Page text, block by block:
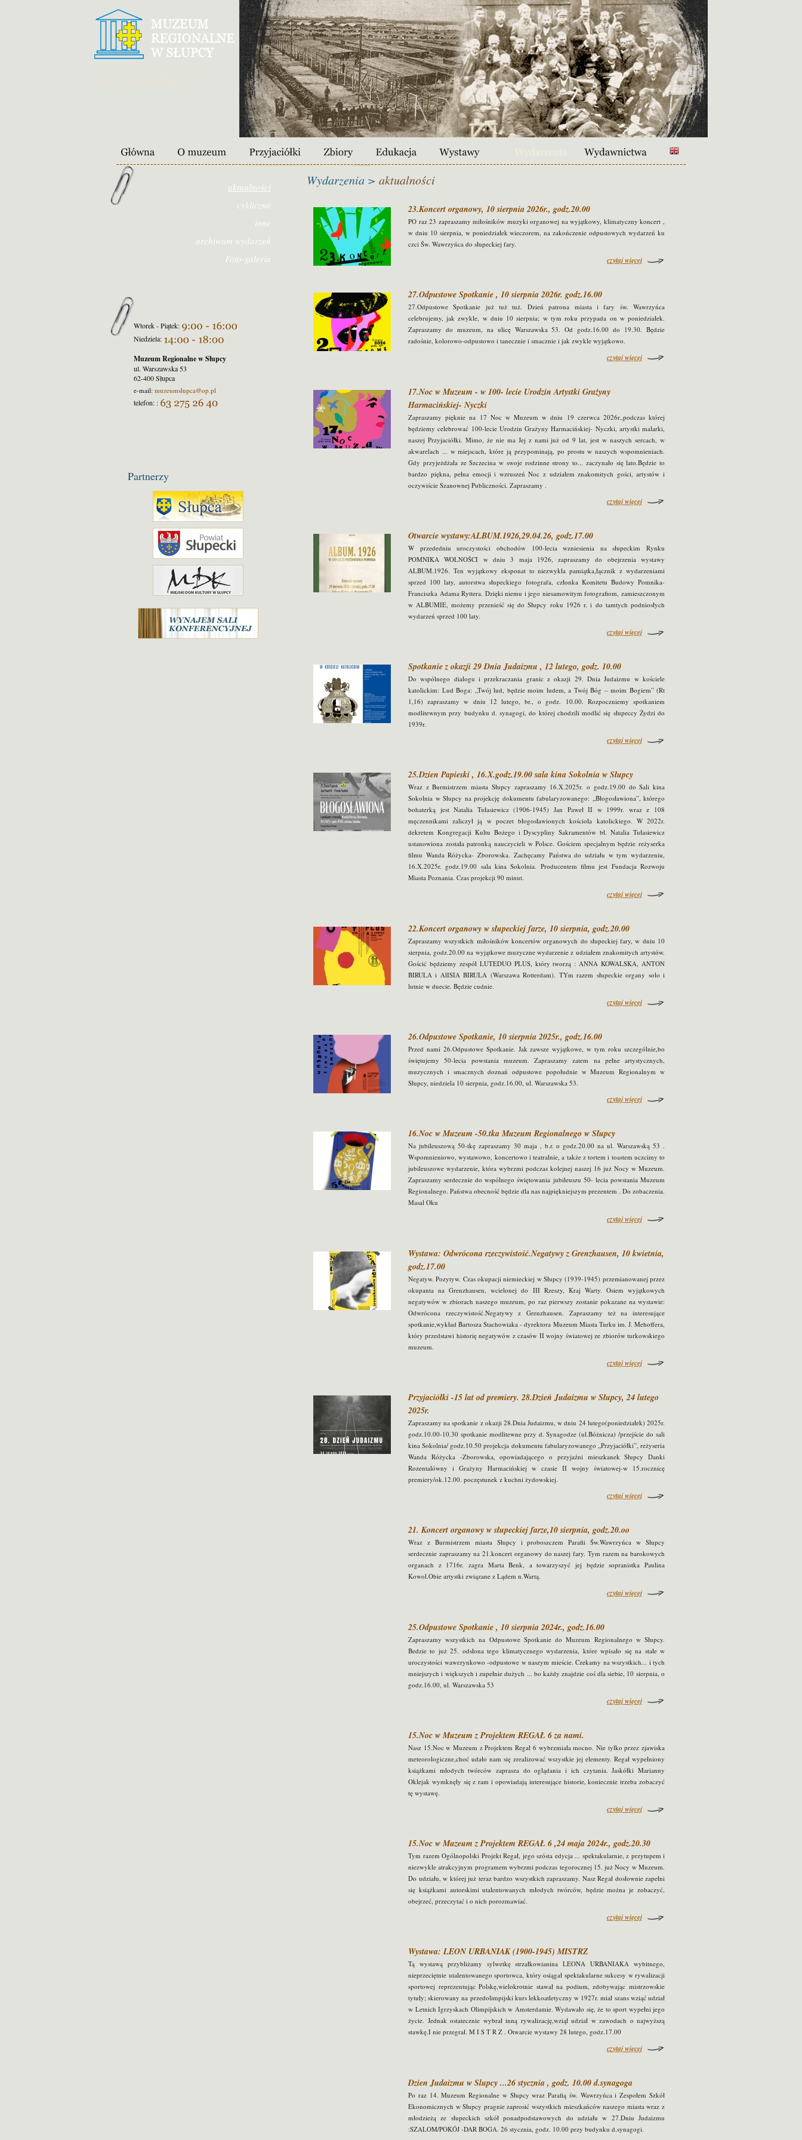
aktualności
cykliczne
inne
archiwum wydarzeń
Foto-galeria
Wtorek - Piątek:
Niedziela:
Muzeum Regionalne w Słupcy
ul. Warszawska 53
62-400 Słupca
e-mail: muzeumslupca@op.pl
telefon: :
Partnerzy
Wydarzenia > aktualności
23.Koncert organowy, 10 sierpnia 2026r., godz.20.00
PO raz 23 zapraszamy miłośników muzyki organowej na wyjątkowy, klimatyczny koncert ,
w dniu 10 sierpnia, w poniedziałek wieczorem, na zakończenie odpustowych wydarzeń ku
czci Św. Wawrzyńca do słupeckiej fary.
czytaj więcej
27.Odpustowe Spotkanie , 10 sierpnia 2026r. godz.16.00
27.Odpustowe Spotkanie już tuż tuż. Dzień patrona miasta i fary św. Wawrzyńca
celebrujemy, jak zwykle, w dniu 10 sierpnia; w tym roku przypada on w poniedziałek.
Zapraszamy do muzeum, na ulicę Warszawska 53. Od godz.16.00 do 19.30. Będzie
radośnie, kolorowo-odpustowo i tanecznie i smacznie i jak zwykle wyjątkowo.
czytaj więcej
17.Noc w Muzeum - w 100- lecie Urodzin Artystki Grażyny
Harmacińskiej- Nyczki
Zapraszamy pięknie na 17 Noc w Muzeum w dniu 19 czerwca 2026r.,podczas której
będziemy celebrować 100-lecie Urodzin Grażyny Harmacińskiej- Nyczki, artystki malarki,
naszej Przyjaciółki. Mimo, że nie ma Jej z nami już od 9 lat, jest w naszych sercach, w
akwarelach ... w miejscach, które ją przypominają, po prostu w naszych wspomnieniach.
Gdy przyjeżdżała ze Szczecina w swoje rodzinne strony to... zaczynało się lato.Będzie to
bardzo piękna, pełna emocji i wzruszeń Noc z udziałem znakomitych gości, artystów i
oczywiście Szanownej Publiczności. Zapraszamy .
czytaj więcej
Otwarcie wystawy:ALBUM.1926,29.04.26, godz.17.00
W przededniu uroczystości obchodów 100-lecia wzniesienia na słupeckim Rynku
POMNIKA WOLNOŚCI w dniu 3 maja 1926, zapraszamy do obejrzenia wystawy
ALBUM.1926. Ten wyjątkowy eksponat to niezwykła pamiątka,łącznik z wydarzeniami
sprzed 100 laty, autorstwa słupeckiego fotografa, członka Komitetu Budowy Pomnika-
Franciszka Adama Ryttera. Dzięki niemu i jego niesamowitym fotografiom, zamieszczonym
w ALBUMIE, możemy przenieść się do Słupcy roku 1926 r. i do tamtych podniosłych
wydarzeń sprzed 100 laty.
czytaj więcej
Spotkanie z okazji 29 Dnia Judaizmu , 12 lutego, godz. 10.00
Do wspólnego dialogu i przekraczania granic z okazji 29. Dnia Judaizmu w kościele
katolickim: Lud Boga: „Twój lud, będzie moim ludem, a Twój Bóg – moim Bogiem” (Rt
1,16) zapraszamy w dniu 12 lutego, br., o godz. 10.00. Rozpoczniemy spotkaniem
modlitewnym przy budynku d. synagogi, do której chodzili modlić się słupeccy Żydzi do
1939r.
czytaj więcej
25.Dzien Papieski , 16.X.godz.19.00 sala kina Sokolnia w Słupcy
Wraz z Burmistrzem miasta Słupcy zapraszamy 16.X.2025r. o godz.19.00 do Sali kina
Sokolnia w Słupcy na projekcję dokumentu fabularyzowanego: „Błogosławiona”, którego
bohaterką jest Natalia Tułasiewicz (1906-1945) Jan Paweł II w 1999r. wraz z 108
męczennikami zaliczył ją w poczet błogosławionych kościoła katolickiego. W 2022r.
dekretem Kongregacji Kultu Bożego i Dyscypliny Sakramentów bł. Natalia Tułasiewicz
ustanowiona została patronką nauczycieli w Polsce. Gościem specjalnym będzie reżyserka
filmu Wanda Różycka- Zborowska. Zachęcamy Państwa do udziału w tym wydarzeniu,
16.X.2025r. godz.19.00 sala kina Sokolnia. Producentem filmu jest Fundacja Rozwoju
Miasta Poznania. Czas projekcji 90 minut.
czytaj więcej
22.Koncert organowy w słupeckiej farze, 10 sierpnia, godz.20.00
Zapraszamy wszystkich miłośników koncertów organowych do słupeckiej fary, w dniu 10
sierpnia, godz.20.00 na wyjątkowe muzyczne wydarzenie z udziałem znakomitych artystów.
Gościć będziemy zespół LUTEDUO PLUS, który tworzą : ANNA KOWALSKA, ANTON
BIRULA i AlISIA BIRULA (Warszawa Rotterdam). TYm razem słupeckie organy solo i
lutnie w duecie. Będzie cudnie.
czytaj więcej
26.Odpustowe Spotkanie, 10 sierpnia 2025r., godz.16.00
Przed nami 26.Odpustowe Spotkanie. Jak zawsze wyjątkowe, w tym roku szczególnie,bo
świętujemy 50-lecia powstania muzeum. Zapraszamy zatem na pełne artystycznych,
muzycznych i smacznych doznań odpustowe popołudnie w Muzeum Regionalnym w
Słupcy, niedziela 10 sierpnia, godz.16.00, ul. Warszawska 53.
czytaj więcej
16.Noc w Muzeum -50.tka Muzeum Regionalnego w Słupcy
Na jubileuszową 50-tkę zapraszamy 30 maja , b.r. o godz.20.00 na ul. Warszawską 53 .
Wspomnieniowo, wystawowo, koncertowo i teatralnie, a także z tortem i toastem uczcimy to
jubileuszowe wydarzenie, która wybrzmi podczas kolejnej naszej 16 już Nocy w Muzeum.
Zapraszamy serdecznie do wspólnego świętowania jubileuszu 50- lecia powstania Muzeum
Regionalnego. Państwa obecność będzie dla nas najpiękniejszym prezentem . Do zobaczenia.
Masal Oku
czytaj więcej
Wystawa: Odwrócona rzeczywistość.Negatywy z Grenzhausen, 10 kwietnia,
godz.17.00
Negatyw. Pozytyw. Czas okupacji niemieckiej w Słupcy (1939-1945) przemianowanej przez
okupanta na Grenzhausen, wcielonej do III Rzeszy, Kraj Warty. Osiem wyjątkowych
negatywów w zbiorach naszego muzeum, po raz pierwszy zostanie pokazane na wystawie:
Odwrócona rzeczywistość.Negatywy z Grenzhausen. Zapraszamy też na interesujące
spotkanie,wykład Bartosza Stachowiaka - dyrektora Muzeum Miasta Turku im. J. Mehoffera,
który przedstawi historię negatywów z czasów II wojny światowej ze zbiorów turkowskiego
muzeum.
czytaj więcej
Przyjaciółki -15 lat od premiery. 28.Dzień Judaizmu w Słupcy, 24 lutego
2025r.
Zapraszamy na spotkanie z okazji 28.Dnia Judaizmu, w dniu 24 lutego(poniedziałek) 2025r.
godz.10.00-10.30 spotkanie modlitewne przy d. Synagodze (ul.Bóżnicza) /przejście do sali
kina Sokolnia/ godz.10.50 projekcja dokumentu fabularyzowanego „Przyjaciółki”, reżyseria
Wanda Różycka -Zborowska, opowiadającego o przyjaźni mieszkanek Słupcy Danki
Rozentalówny i Grażyny Harmacińskiej w czasie II wojny światowej-w 15.rocznicę
premiery/ok.12.00. poczęstunek z kuchni żydowskiej.
czytaj więcej
21. Koncert organowy w słupeckiej farze,10 sierpnia, godz.20.oo
Wraz z Burmistrzem miasta Słupcy i proboszczem Parafii Św.Wawrzyńca w Słupcy
serdecznie zapraszamy na 21.koncert organowy do naszej fary. Tym razem na barokowych
organach z 1716r. zagra Marta Benk, a towarzyszyć jej będzie sopranistka Paulina
Kowol.Obie artystki związane z Lądem n.Wartą.
czytaj więcej
25.Odpustowe Spotkanie , 10 sierpnia 2024r., godz.16.00
Zapraszamy wszystkich na Odpustowe Spotkanie do Muzeum Regionalnego w Słupcy.
Bedzie to już 25. odsłona tego klimatycznego wydarzenia, które wpisało się na stałe w
uroczystości wawrzynkowo -odpustowe w naszym mieście. Czekamy na wszystkich... i tych
mniejszych i większych i zupełnie dużych ... bo każdy znajdzie coś dla siebie, 10 sierpnia, o
godz.16.00, ul. Warszawska 53
czytaj więcej
15.Noc w Muzeum z Projektem REGAŁ 6 za nami.
Nasz 15.Noc w Muzeum z Projektem Regał 6 wybrzmiała mocno. Nie tylko przez zjawiska
meteorologiczne,choć udało nam się zrealizować wszystkie jej elementy. Regał wypełniony
książkami młodych twórców zaprasza do oglądania i ich czytania. Jaskółki Marianny
Oklejak wymknęły się z ram i opowiadają interesujące historie, koniecznie trzeba zobaczyć
tę wystawę.
czytaj więcej
15.Noc w Muzeum z Projektem REGAŁ 6 ,24 maja 2024r., godz.20.30
Tym razem Ogólnopolski Projekt Regał, jego szósta edycja ... spektakularnie, z przytupem i
niezwykle atrakcyjnym programem wybrzmi podczas tegorocznej 15. już Nocy w Muzeum.
Do udziału, w której już teraz bardzo wszystkich zapraszamy. Nasz Regał dosłownie zapełni
się książkami autorskimi utalentowanych młodych twórców, będzie można je zobaczyć,
obejrzeć, przeczytać i o nich porozmawiać.
czytaj więcej
Wystawa: LEON URBANIAK (1900-1945) MISTRZ
Tą wystawą przybliżamy sylwetkę strzałkowianina LEONA URBANIAKA wybitnego,
nieprzeciętnie utalentowanego sportowca, który osiągał spektakularne sukcesy w rywalizacji
sportowej reprezentując Polskę,wielokrotnie stawał na podium, zdobywając mistrzowskie
tytuły; skierowany na przedolimpijski kurs lekkoatletyczny w 1927r. miał szans wziąć udział
w Letnich Igrzyskach Olimpijskich w Amsterdamie. Wydawało się, że to sport wypełni jego
życie. Jednak ostatecznie wybrał inną rywalizację,wziął udział w zawodach o najwyższą
stawkę.I nie przegrał. M I S T R Z . Otwarcie wystawy 28 lutego, godz.17.00
czytaj więcej
Dzien Judaizmu w Slupcy ...26 stycznia , godz. 10.00 d.synagoga
Po raz 14. Muzeum Regionalne w Słupcy wraz Parafią św. Wawrzyńca i Zespołem Szkół
Ekonomicznych w Słupcy pragnie zaprosić wszystkich mieszkańców naszego miasta wraz z
młodzieżą ze słupeckich szkół ponadpodstawowych do udziału w 27.Dniu Judaizmu
:SZALOM/POKÓJ -DAR BOGA. 26 stycznia, godz. 10.00 przy budynku d.synagogi.